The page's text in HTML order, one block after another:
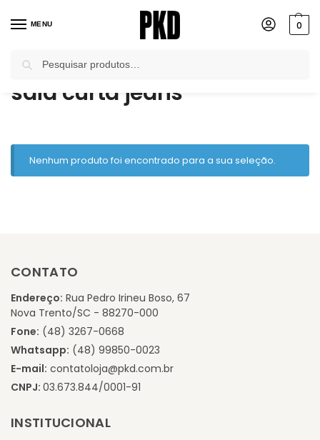
MENU 0
Início / Produtos marcados com a tag “saia curta jeans”
saia curta jeans
Nenhum produto foi encontrado para a sua seleção.
CONTATO
Endereço: Rua Pedro Irineu Boso, 67
Nova Trento/SC - 88270-000
Fone: (48) 3267-0668
Whatsapp: (48) 99850-0023
E-mail: contatoloja@pkd.com.br
CNPJ: 03.673.844/0001-91
INSTITUCIONAL